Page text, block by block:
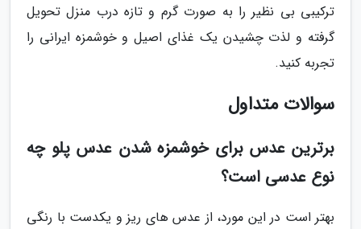
ترکیبی بی نظیر را به صورت گرم و تازه درب منزل تحویل
گرفته و لذت چشیدن یک غذای اصیل و خوشمزه ایرانی را
تجربه کنید.
سوالات متداول
برترین عدس برای خوشمزه شدن عدس پلو چه
نوع عدسی است؟
بهتر است در این مورد، از عدس های ریز و یکدست با رنگی